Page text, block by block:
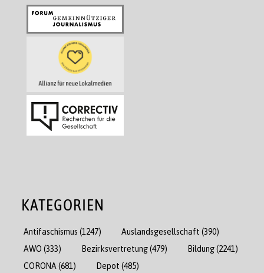
KATEGORIEN
Antifaschismus (1247) Auslandsgesellschaft (390)
AWO (333) Bezirksvertretung(479) Bildung(2241)
CORONA (681) Depot (485)